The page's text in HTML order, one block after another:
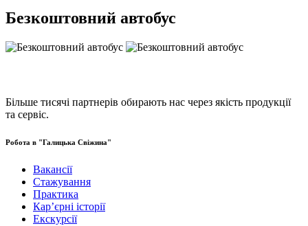
Безкоштовний автобус
Більше тисячі партнерів обирають нас через якість продукції
та сервіс.
Робота в "Галицька Свіжина"
Вакансії
Стажування
Практика
Карʼєрні історії
Екскурсії